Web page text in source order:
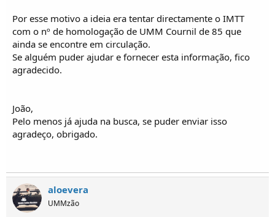
Por esse motivo a ideia era tentar directamente o IMTT
com o nº de homologação de UMM Cournil de 85 que
ainda se encontre em circulação.
Se alguém puder ajudar e fornecer esta informação, fico
agradecido.
João,
Pelo menos já ajuda na busca, se puder enviar isso
agradeço, obrigado.
aloevera
UMMzão